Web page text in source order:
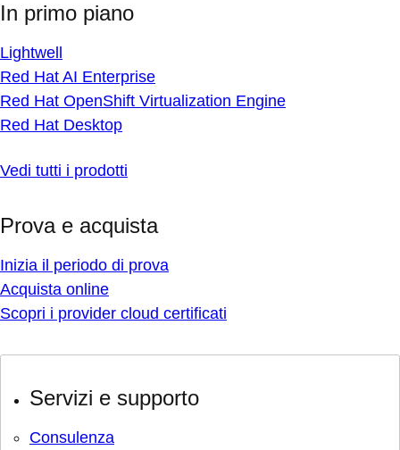
In primo piano
Lightwell
Red Hat AI Enterprise
Red Hat OpenShift Virtualization Engine
Red Hat Desktop
Vedi tutti i prodotti
Prova e acquista
Inizia il periodo di prova
Acquista online
Scopri i provider cloud certificati
Servizi e supporto
Consulenza